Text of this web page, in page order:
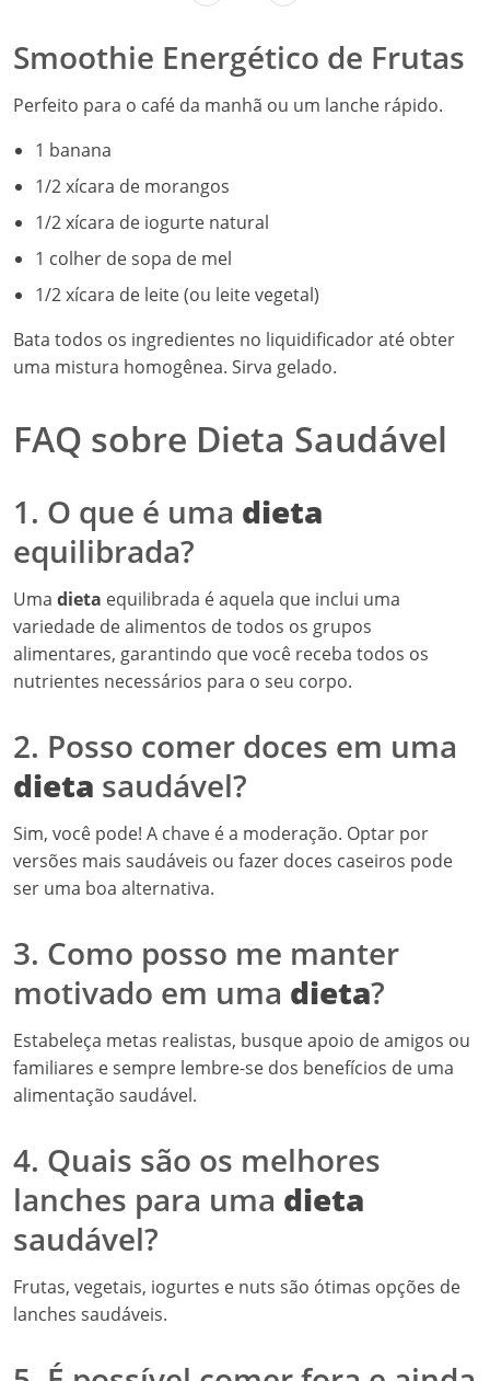
Smoothie Energético de Frutas
Perfeito para o café da manhã ou um lanche rápido.
1 banana
1/2 xícara de morangos
1/2 xícara de iogurte natural
1 colher de sopa de mel
1/2 xícara de leite (ou leite vegetal)
Bata todos os ingredientes no liquidificador até obter
uma mistura homogênea. Sirva gelado.
FAQ sobre Dieta Saudável
1. O que é uma dieta
equilibrada?
Uma dieta equilibrada é aquela que inclui uma
variedade de alimentos de todos os grupos
alimentares, garantindo que você receba todos os
nutrientes necessários para o seu corpo.
2. Posso comer doces em uma
dieta saudável?
Sim, você pode! A chave é a moderação. Optar por
versões mais saudáveis ou fazer doces caseiros pode
ser uma boa alternativa.
3. Como posso me manter
motivado em uma dieta?
Estabeleça metas realistas, busque apoio de amigos ou
familiares e sempre lembre-se dos benefícios de uma
alimentação saudável.
4. Quais são os melhores
lanches para uma dieta
saudável?
Frutas, vegetais, iogurtes e nuts são ótimas opções de
lanches saudáveis.